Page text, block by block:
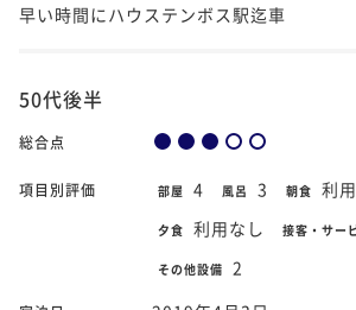
早い時間にハウステンボス駅迄車
50代後半
総合点
項目別評価 部屋 4 風呂 3 朝食 利
夕食 利用なし 接客・サー
その他設備 2